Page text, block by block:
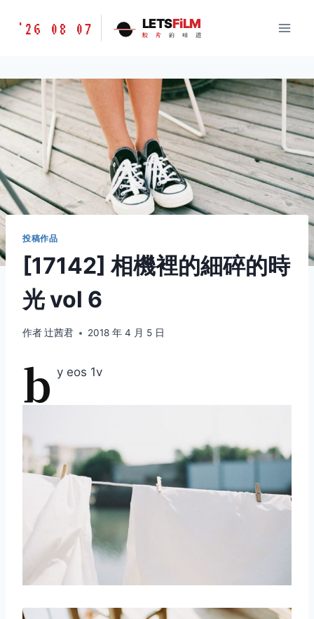
胶
味
道
LETSFILM
'26 08 07 LETSFiLM
胶 片 的 味 道
投稿作品
[17142] 相機裡的細碎的時
光 vol 6
作者辻茜君 2018 年 4 月 5 日
b y eos 1v